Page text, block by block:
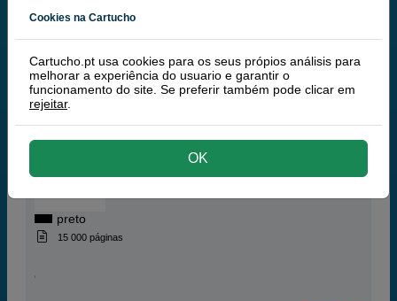
comprar >
Lexmark 56F2H00 toner preto XL
preto
15 000 páginas
Cookies na Cartucho
Cartucho.pt usa cookies para os seus própios análisis para
melhorar a experiência do usuario e garantir o
funcionamento do site. Se preferir também pode clicar em
rejeitar.
OK